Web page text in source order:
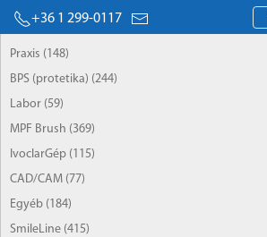
+36 1 299-0117
Praxis (148)
BPS (protetika) (244)
Labor (59)
MPF Brush (369)
IvoclarGép (115)
CAD/CAM (77)
Egyéb (184)
SmileLine (415)